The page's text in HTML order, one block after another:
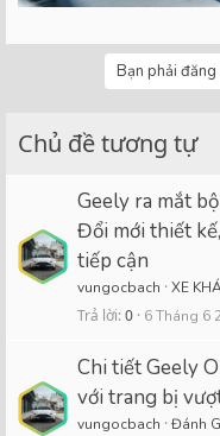
Bạn phải
Chủ đề tương tự
Geely ra mắt
Đổi mới thiết
tiếp cận
vungocbach XE
Trả lời 0 6 Tháng 6
Chi tiết Geely
với trang bị
vungocbach Đánh